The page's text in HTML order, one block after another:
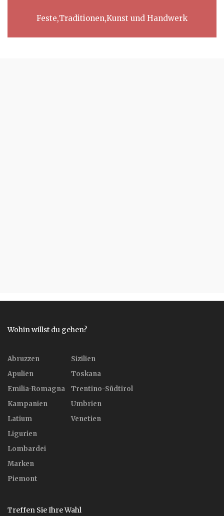
Feste,Traditionen,Kunst und Handwerk
Wohin willst du gehen?
Abruzzen
Apulien
Emilia-Romagna
Kampanien
Latium
Ligurien
Lombardei
Marken
Piemont
Sizilien
Toskana
Trentino-Südtirol
Umbrien
Venetien
Treffen Sie Ihre Wahl